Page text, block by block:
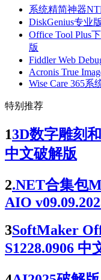
系统精简神器
DiskGenius专业
Office Tool Plus
版
Fiddler Web
Acronis True
Wise Care 365系
特别推荐
13D数字雕刻
中文破解版
2.NET合集包
AIO
3SoftMaker
S1228.0906 中